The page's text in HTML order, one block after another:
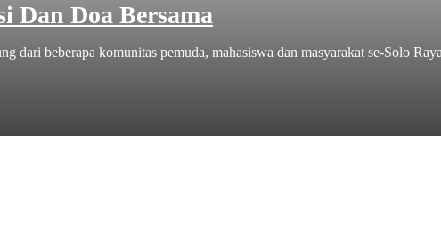
Dan Doa Bersama
dari beberapa komunitas pemuda, mahasiswa dan masyarakat se-Solo